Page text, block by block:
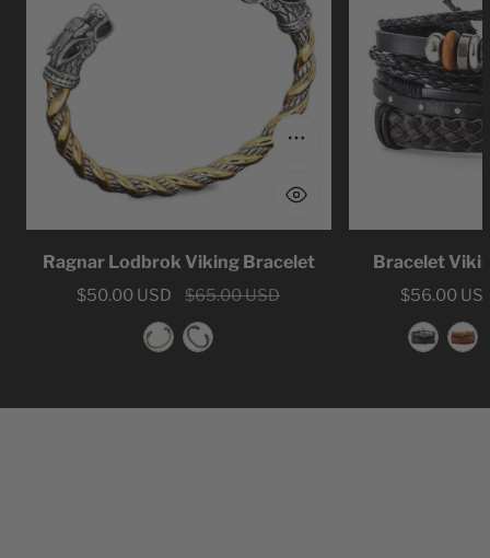
Bracelet
Choose options
Ragnar Lodbrok Viking Bracelet
Sale
$50.00 USD
Regular
$65.00 USD
Viking
Bracelet
Sale
price
$56.00
Regular
price